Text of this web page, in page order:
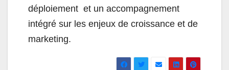
déploiement et un accompagnement
intégré sur les enjeux de croissance et de
marketing.